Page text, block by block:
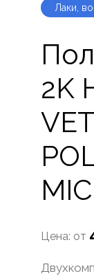
Лаки,
2K
Цена: от